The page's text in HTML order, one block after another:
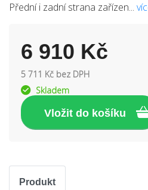
Přední i zadní strana zařízen...
6 910 Kč
5 711 Kč bez DPH
Skladem
Produkt